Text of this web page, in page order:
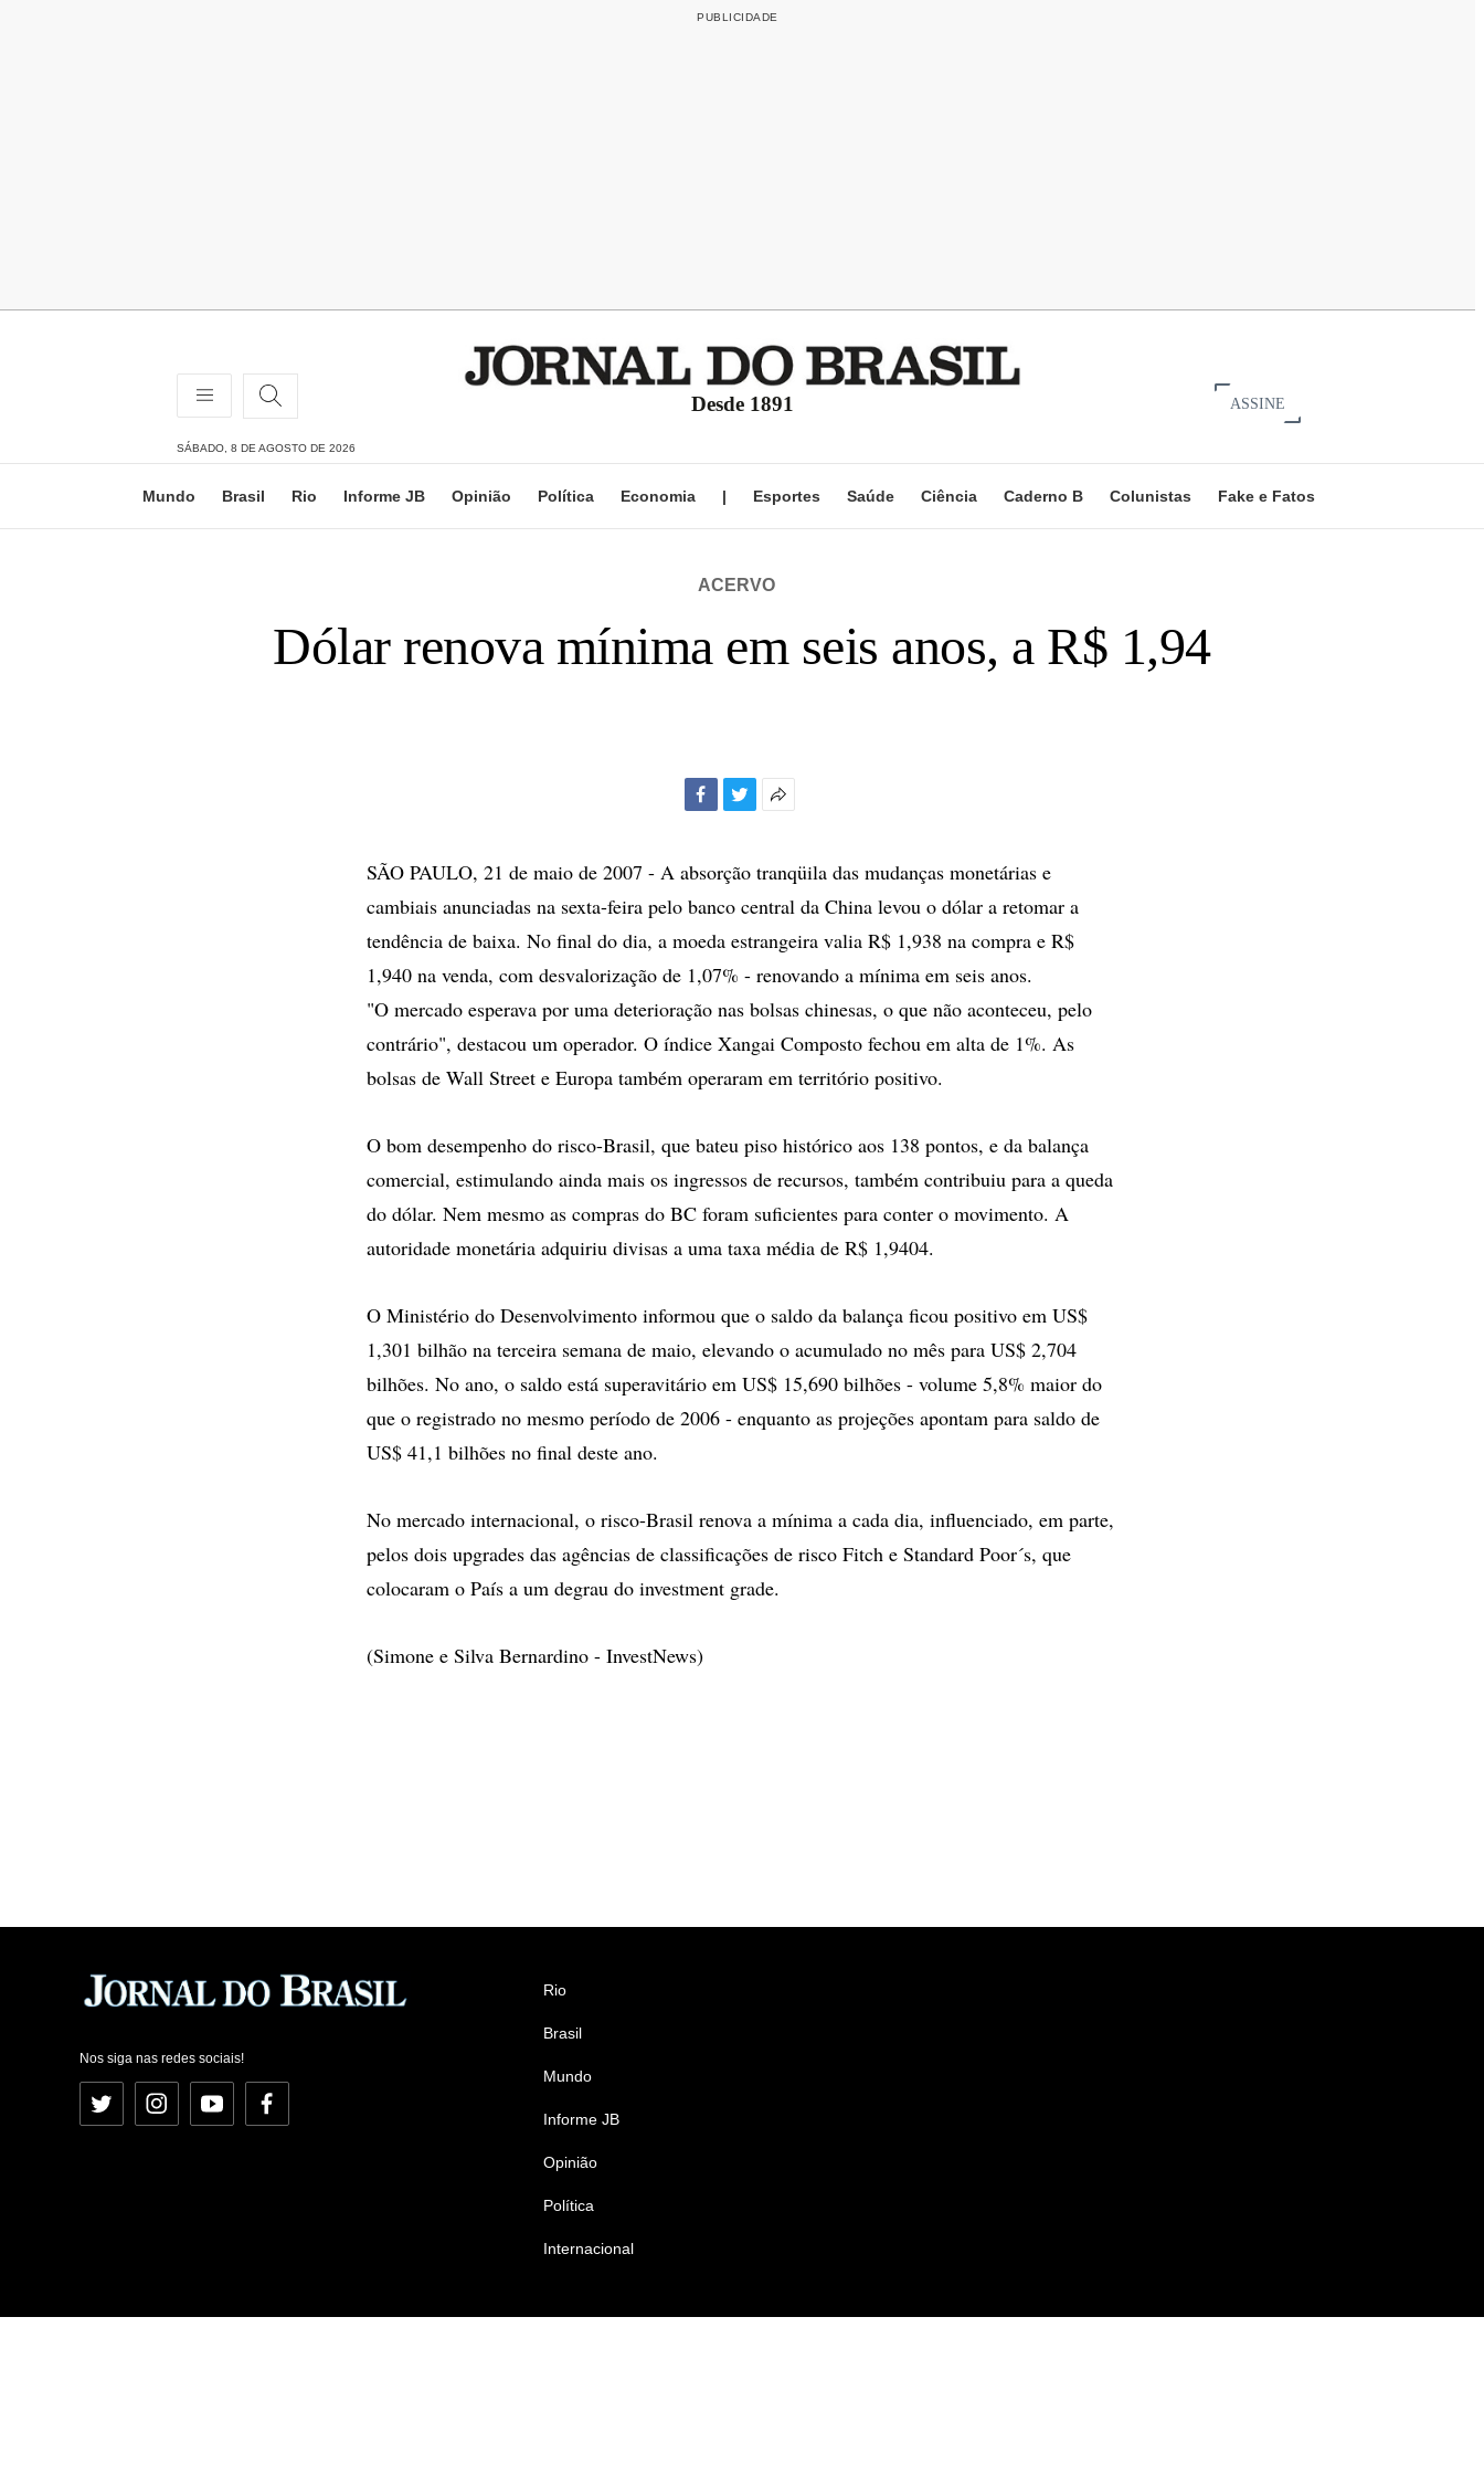
Desde 1891 ASSINE
SÁBADO, 8 DE AGOSTO DE 2026
Mundo Brasil Rio Informe JB Opinião Política Economia | Esportes Saúde Ciência Caderno B Colunistas Fake e Fatos
ACERVO
Dólar renova mínima em seis anos, a R$ 1,94
compartilhamento
SÃO PAULO, 21 de maio de 2007 - A absorção tranqüila das mudanças monetárias e
cambiais anunciadas na sexta-feira pelo banco central da China levou o dólar a retomar a
tendência de baixa. No final do dia, a moeda estrangeira valia R$ 1,938 na compra e R$
1,940 na venda, com desvalorização de 1,07% - renovando a mínima em seis anos.
"O mercado esperava por uma deterioração nas bolsas chinesas, o que não aconteceu, pelo
contrário", destacou um operador. O índice Xangai Composto fechou em alta de 1%. As
bolsas de Wall Street e Europa também operaram em território positivo.
O bom desempenho do risco-Brasil, que bateu piso histórico aos 138 pontos, e da balança
comercial, estimulando ainda mais os ingressos de recursos, também contribuiu para a queda
do dólar. Nem mesmo as compras do BC foram suficientes para conter o movimento. A
autoridade monetária adquiriu divisas a uma taxa média de R$ 1,9404.
O Ministério do Desenvolvimento informou que o saldo da balança ficou positivo em US$
1,301 bilhão na terceira semana de maio, elevando o acumulado no mês para US$ 2,704
bilhões. No ano, o saldo está superavitário em US$ 15,690 bilhões - volume 5,8% maior do
que o registrado no mesmo período de 2006 - enquanto as projeções apontam para saldo de
US$ 41,1 bilhões no final deste ano.
No mercado internacional, o risco-Brasil renova a mínima a cada dia, influenciado, em parte,
pelos dois upgrades das agências de classificações de risco Fitch e Standard Poor´s, que
colocaram o País a um degrau do investment grade.
(Simone e Silva Bernardino - InvestNews)
Nos siga nas redes sociais!
Twitter InstagramYouTubeFacebook
Rio
Brasil
Mundo
Informe JB
Opinião
Política
Internacional